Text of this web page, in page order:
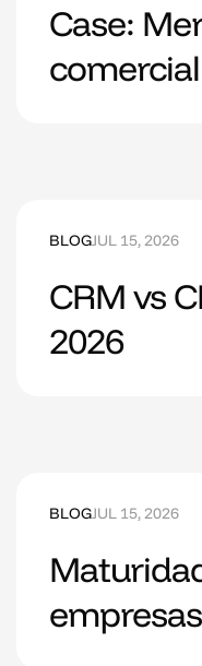
Case:
BLOGJUL 15, 2026
CRM vs
2026
BLOGJUL 15, 2026